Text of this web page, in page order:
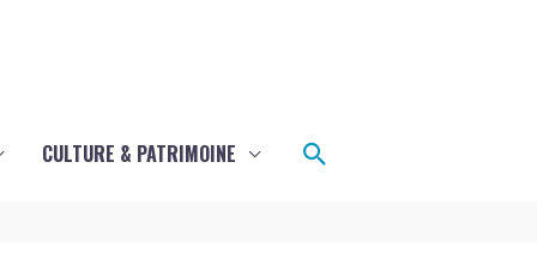
CULTURE & PATRIMOINE Rechercher